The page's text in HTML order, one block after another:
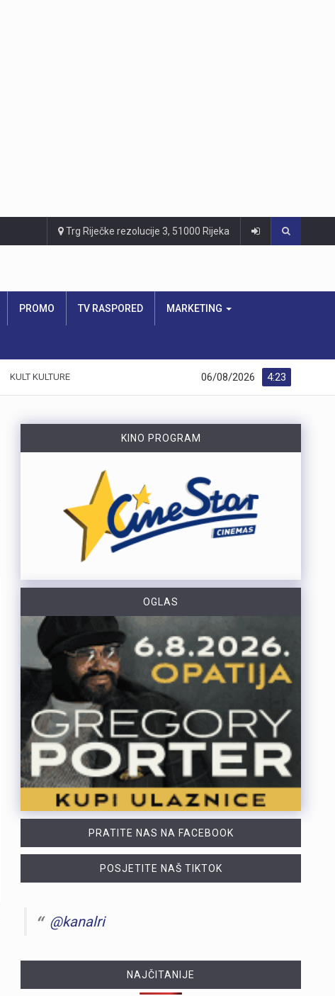
Trg Riječke rezolucije 3, 51000 Rijeka
PROMO TV RASPORED MARKETING
KULT KULTURE 4:23
06/08/2026
KINO PROGRAM
OGLAS
PRATITE NAS NA FACEBOOK
POSJETITE NAŠ TIKTOK
@kanalri
NAJČITANIJE